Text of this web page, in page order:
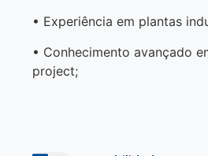
• Experiência em plantas
• Conhecimento avançado
project;